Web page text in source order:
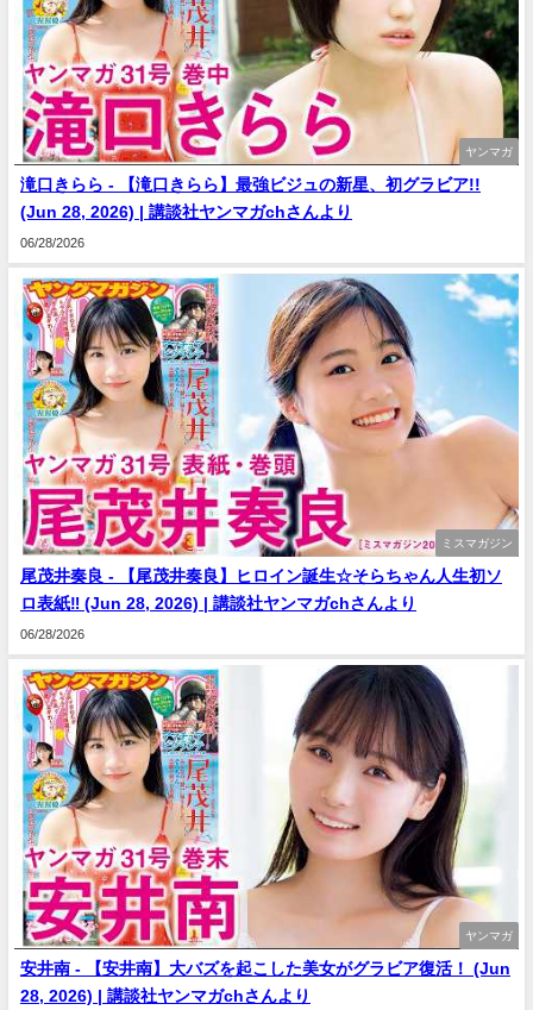
ヤンマガ
滝口きらら - 【滝口きらら】最強ビジュの新星、初グラビア!!
(Jun 28, 2026) | 講談社ヤンマガchさんより
06/28/2026
ミスマガジン
尾茂井奏良 - 【尾茂井奏良】ヒロイン誕生☆そらちゃん人生初ソ
ロ表紙‼ (Jun 28, 2026) | 講談社ヤンマガchさんより
06/28/2026
ヤンマガ
安井南 - 【安井南】大バズを起こした美女がグラビア復活！ (Jun
28, 2026) | 講談社ヤンマガchさんより